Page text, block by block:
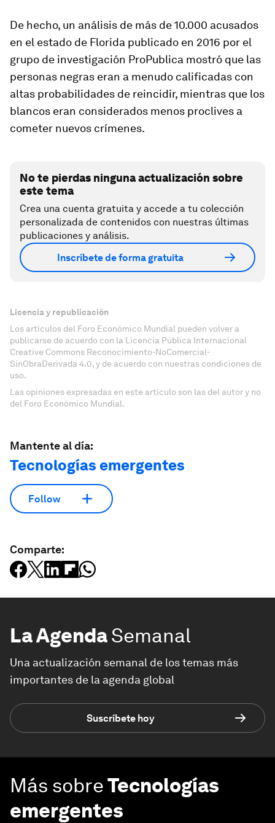
De hecho, un análisis de más de 10.000 acusados
en el estado de Florida publicado en 2016 por el
grupo de investigación ProPublica mostró que las
personas negras eran a menudo calificadas con
altas probabilidades de reincidir, mientras que los
blancos eran considerados menos proclives a
cometer nuevos crímenes.
No te pierdas ninguna actualización sobre
este tema
Crea una cuenta gratuita y accede a tu colección
personalizada de contenidos con nuestras últimas
publicaciones y análisis.
Inscríbete de forma gratuita
Licencia y republicación
Los artículos del Foro Económico Mundial pueden volver a
publicarse de acuerdo con la Licencia Pública Internacional
Creative Commons Reconocimiento-NoComercial-
SinObraDerivada 4.0, y de acuerdo con nuestras condiciones de
uso.
Las opiniones expresadas en este artículo son las del autor y no
del Foro Económico Mundial.
Mantente al día:
Tecnologías emergentes
Follow
Comparte:
La AgendaSemanal
Una actualización semanal de los temas más
importantes de la agenda global
Suscríbete hoy
Más sobreTecnologías
emergentes